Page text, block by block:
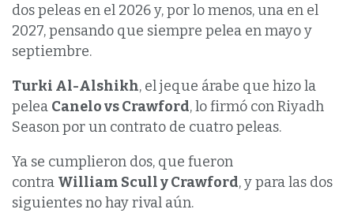
dos peleas en el 2026 y, por lo menos, una en el
2027, pensando que siempre pelea en mayo y
septiembre.
Turki Al-Alshikh, el jeque árabe que hizo la
pelea Canelo vs Crawford, lo firmó con Riyadh
Season por un contrato de cuatro peleas.
Ya se cumplieron dos, que fueron
contra William Scull y Crawford, y para las dos
siguientes no hay rival aún.